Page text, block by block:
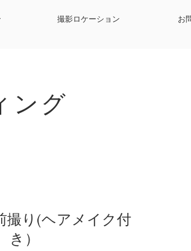
撮影ロケーション お
ング
撮り(ヘアメイク付
き）